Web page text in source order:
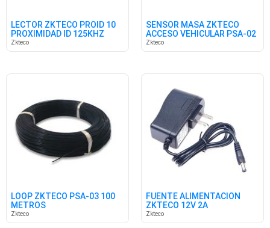
LECTOR ZKTECO PROID 10
PROXIMIDAD ID 125KHZ
RS485
Zkteco
SENSOR MASA ZKTECO
ACCESO VEHICULAR PSA-02
Zkteco
LOOP ZKTECO PSA-03 100
METROS
Zkteco
FUENTE ALIMENTACION
ZKTECO 12V 2A
Zkteco